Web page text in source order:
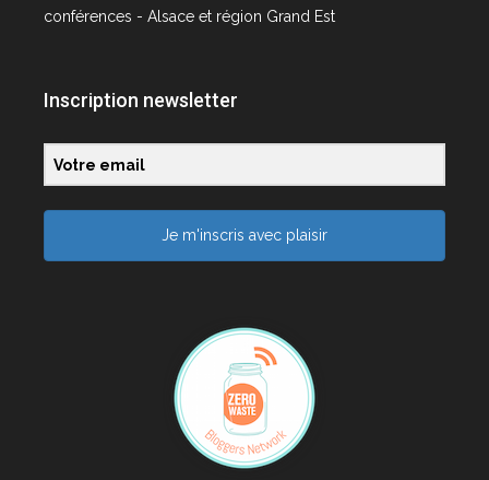
conférences - Alsace et région Grand Est
Inscription newsletter
Je m'inscris avec plaisir